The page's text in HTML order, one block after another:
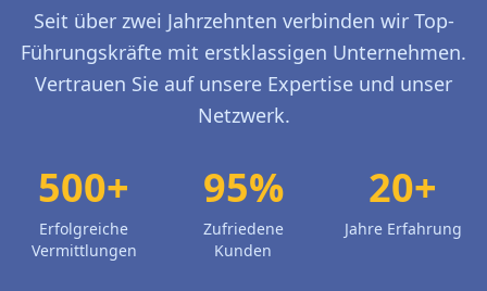
Seit über zwei Jahrzehnten verbinden wir Top-
Führungskräfte mit erstklassigen Unternehmen.
Vertrauen Sie auf unsere Expertise und unser
Netzwerk.
500+
Erfolgreiche
Vermittlungen
95%
Zufriedene
Kunden
20+
Jahre Erfahrung